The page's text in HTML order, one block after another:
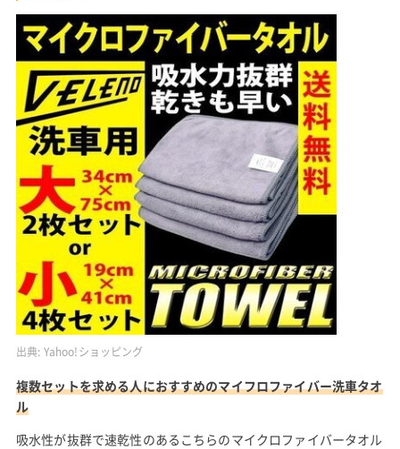
出典: Yahoo!ショッピング
複数セットを求める人におすすめのマイフロファイバー洗車タオ
ル
吸水性が抜群で速乾性のあるこちらのマイクロファイバータオル